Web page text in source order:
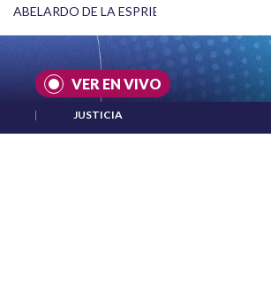
ABELARDO DE LA ESPRIELLA Y DMG
VER EN VIVO
| JUSTICIA